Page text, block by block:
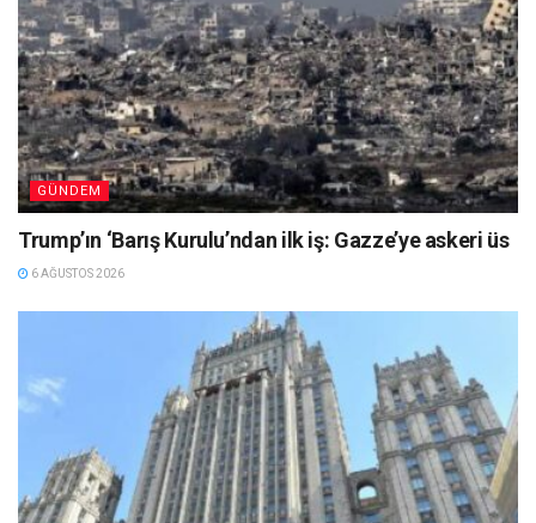
GÜNDEM
Trump’ın ‘Barış Kurulu’ndan ilk iş: Gazze’ye askeri üs
6 AĞUSTOS 2026